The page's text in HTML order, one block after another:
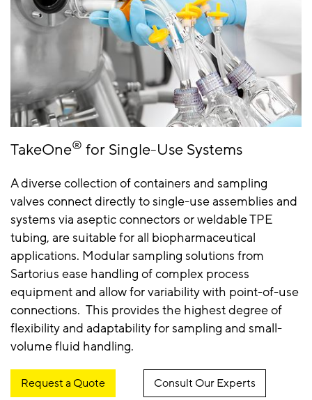
TakeOne® for Single-Use Systems
A diverse collection of containers and sampling
valves connect directly to single-use assemblies and
systems via aseptic connectors or weldable TPE
tubing, are suitable for all biopharmaceutical
applications. Modular sampling solutions from
Sartorius ease handling of complex process
equipment and allow for variability with point-of-use
connections. This provides the highest degree of
flexibility and adaptability for sampling and small-
volume fluid handling.
Request a Quote Consult Our Experts